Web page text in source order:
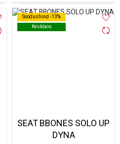
Soodushind -13%
Kesklaos
Soodushind -13%
Kesklaos
SEAT BBONES SOLO UP
DYNA